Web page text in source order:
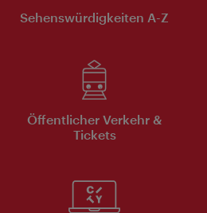
Sehenswürdigkeiten A-Z
Öffentlicher Verkehr &
Tickets